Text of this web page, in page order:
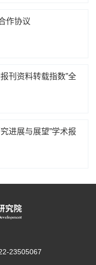
作协议
刊资料转载指数”全
进展与展望”学术报
23505067